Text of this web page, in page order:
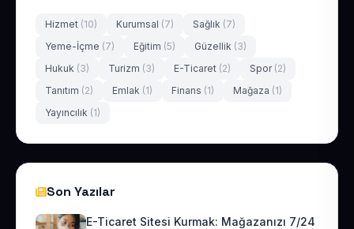
Hizmet (10) Kurumsal (7) Sağlık (7)
Yeme-İçme (7) Eğitim (5) Güzellik (3)
Hukuk (3) Turizm (3) E-Ticaret (2) Spor (2)
Tanıtım (2) Emlak (1) Finans (1) Mağaza (1)
Yayıncılık (1)
Son Yazılar
E-Ticaret Sitesi Kurmak: Mağazanızı 7/24